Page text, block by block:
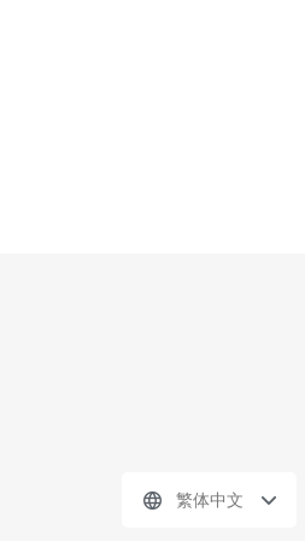
繁体中文